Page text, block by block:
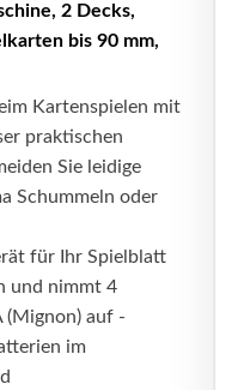
2 Decks,
bis 90 mm,
Kartenspielen mit
praktischen
Sie leidige
Schummeln oder
für Ihr Spielblatt
und nimmt 4
(Mignon) auf -
im